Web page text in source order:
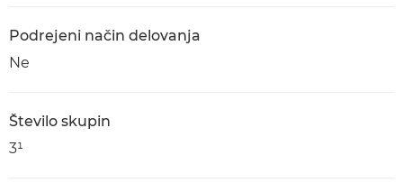
Podrejeni način delovanja
Ne
Število skupin
3¹